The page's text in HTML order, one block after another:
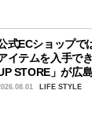
式ECショップで
イテムを入手で
STORE」が広
LIFE STYLE